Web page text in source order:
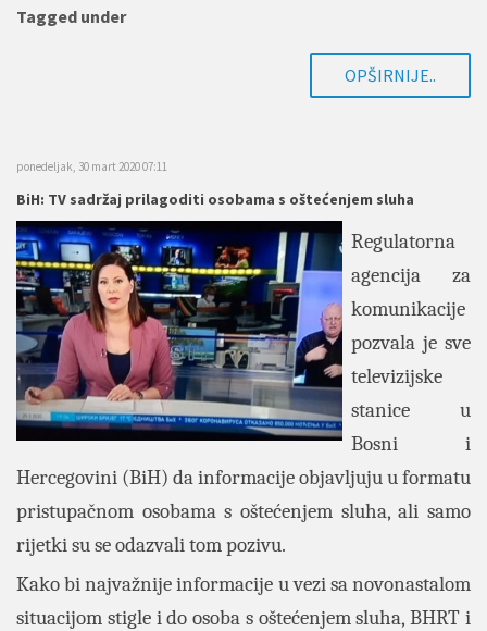
Tagged under
OPŠIRNIJE..
ponedeljak, 30 mart 2020 07:11
BiH: TV sadržaj prilagoditi osobama s oštećenjem sluha
Regulatorna
agencija za
komunikacije
pozvala je sve
televizijske
stanice u
Bosni i
Hercegovini (BiH) da informacije objavljuju u formatu
pristupačnom osobama s oštećenjem sluha, ali samo
rijetki su se odazvali tom pozivu.
Kako bi najvažnije informacije u vezi sa novonastalom
situacijom stigle i do osoba s oštećenjem sluha, BHRT i